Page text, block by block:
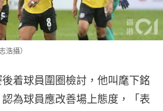
浩攝）
着球員圍圈檢討，他叫麾下銘
為球員應改善場上態度，「表